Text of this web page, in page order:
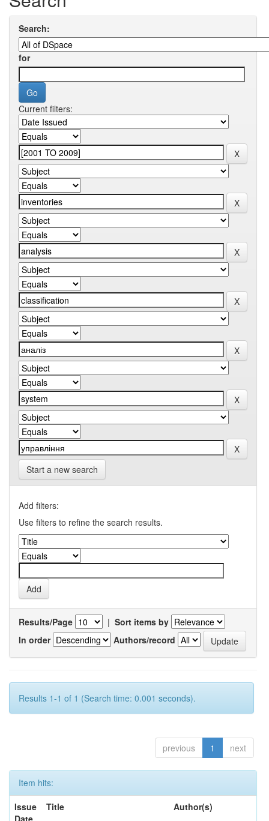
Search:
for
Current filters:
Start a new search
Add filters:
Use filters to refine the search results.
Results/Page | Sort items by
In order
Authors/record
Results 1-1 of 1 (Search time: 0.001 seconds).
previous 1 next
Item hits:
Issue
Date
Title Author(s)